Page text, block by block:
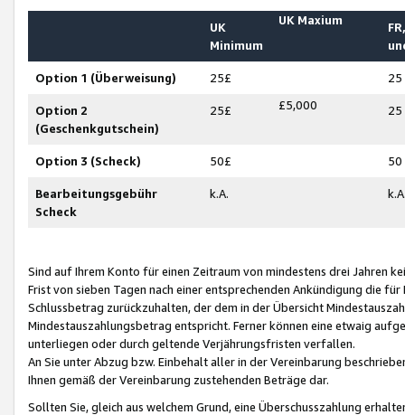
UK
Minimum
UK Maxium
Option 1 (Überweisung) 25£ 25
Option 2
(Geschenkgutschein)
25£ £5,000 25
Option 3 (Scheck) 50£ 50
Bearbeitungsgebühr
Scheck
k.A.
Sind auf Ihrem Konto für einen Zeitraum von mindestens drei Jahren
Frist von sieben Tagen nach einer entsprechenden Ankündigung die
Schlussbetrag zurückzuhalten, der dem in der Übersicht
Mindestauszahlungsbetrag entspricht. Ferner können eine etwaig
unterliegen oder durch geltende Verjährungsfristen verfallen.
An Sie unter Abzug bzw. Einbehalt aller in der Vereinbarung
Ihnen gemäß der Vereinbarung zustehenden Beträge dar.
Sollten Sie, gleich aus welchem Grund, eine Überschusszahlung